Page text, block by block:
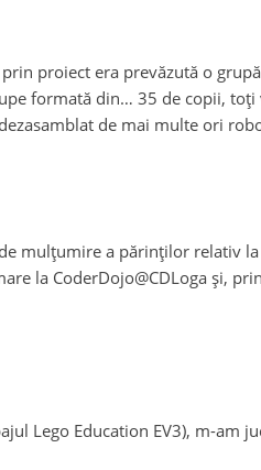
proiect era prevăzută o
formată din… 35 de copii,
de mai multe ori
mulțumire a părinților relativ
la CoderDojo@CDLoga și,
Lego Education EV3), m-am